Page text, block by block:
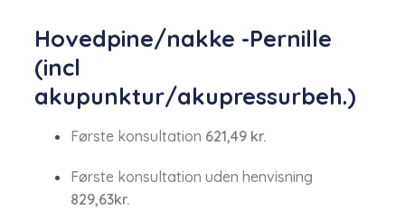
Hovedpine/nakke -Pernille
(incl
akupunktur/akupressurbeh.)
Første konsultation​​ 621,49 kr.
Første konsultation uden henvisning
829,63kr.